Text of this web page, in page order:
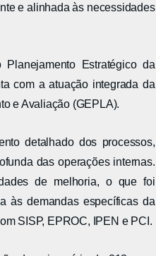
e alinhada às necessidades
Estratégico da
com a atuação integrada da
e Avaliação (GEPLA).
detalhado dos processos,
das operações internas.
de melhoria, o que foi
às demandas específicas da
SISP, EPROC, IPEN e PCI.